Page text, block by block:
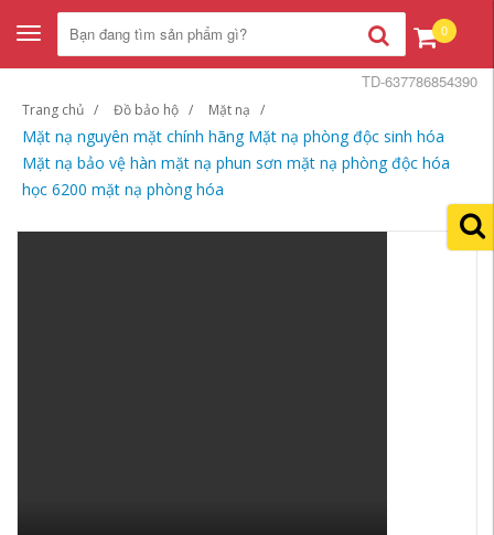
Toggle
navigation
0
Trang chủ Đồ bảo hộ Mặt nạ
Mặt nạ nguyên mặt chính hãng Mặt nạ phòng độc sinh hóa
Mặt nạ bảo vệ hàn mặt nạ phun sơn mặt nạ phòng độc hóa
học 6200 mặt nạ phòng hóa
TD-637786854390